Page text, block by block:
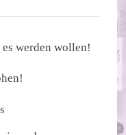
werden wollen!